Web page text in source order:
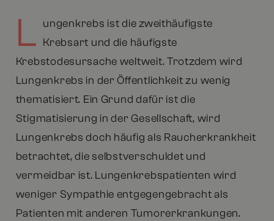
L ungenkrebs ist die zweithäufigste
Krebsart und die häufigste
Krebstodesursache weltweit. Trotzdem wird
Lungenkrebs in der Öffentlichkeit zu wenig
thematisiert. Ein Grund dafür ist die
Stigmatisierung in der Gesellschaft, wird
Lungenkrebs doch häufig als Raucherkrankheit
betrachtet, die selbstverschuldet und
vermeidbar ist. Lungenkrebspatienten wird
weniger Sympathie entgegengebracht als
Patienten mit anderen Tumorerkrankungen.